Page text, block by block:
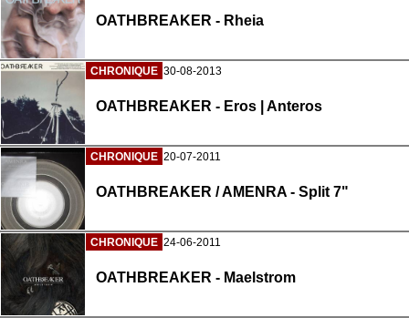
OATHBREAKER - Rheia
CHRONIQUE 30-08-2013
OATHBREAKER - Eros | Anteros
CHRONIQUE 20-07-2011
OATHBREAKER / AMENRA - Split 7"
CHRONIQUE 24-06-2011
OATHBREAKER - Maelstrom